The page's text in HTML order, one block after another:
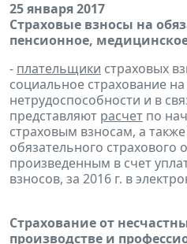
25 января 2017
Страховые взносы на
пенсионное,
- плательщики страховых
социальное страхование
нетрудоспособности и в
представляют расчет по
страховым взносам, а
обязательного страхового
произведенным в счет
взносов, за 2016 г. в
Страхование от
производстве и